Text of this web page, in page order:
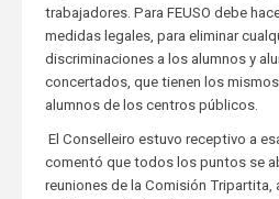
trabajadores. Para FEUSO debe
medidas legales, para eliminar
discriminaciones a los alumnos y
concertados, que tienen los
alumnos de los centros públicos.
El Conselleiro estuvo receptivo a
comentó que todos los puntos se
reuniones de la Comisión Tripartita,